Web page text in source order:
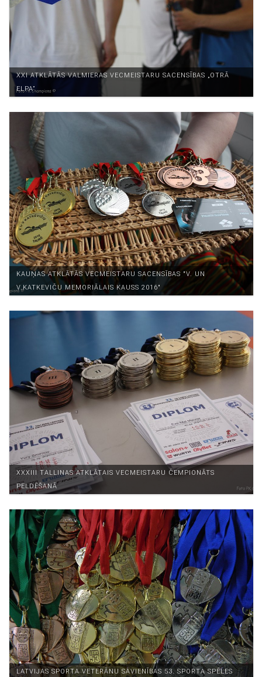
XXI ATKLĀTĀS VALMIERAS VECMEISTARU SACENSĪBAS „OTRĀ
ELPA”
KAUŅAS ATKLĀTĀS VECMEISTARU SACENSĪBAS "V. UN
V.KATKEVIČU MEMORIĀLAIS KAUSS 2016"
XXXIII TALLINAS ATKLĀTAIS VECMEISTARU ČEMPIONĀTS
PELDĒŠANĀ
LATVIJAS SPORTA VETERĀNU SAVIENĪBAS 53. SPORTA SPĒLES